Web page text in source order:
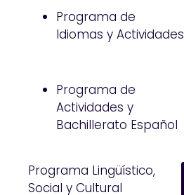
Programa de
Idiomas y Actividades
Programa de
Actividades y
Bachillerato Español
Programa Lingüístico,
Social y Cultural